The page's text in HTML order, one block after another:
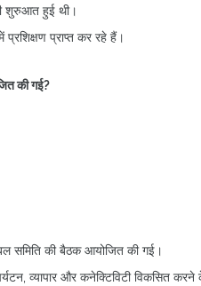
शुरुआत हुई थी।
प्राप्त कर रहे हैं।
की गई?
समिति की बैठक आयोजित की गई।
व्यापार और कनेक्टिविटी विकसित करने